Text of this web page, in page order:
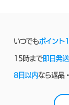
いつでもポイント
15時まで即日発送
8日以内なら返品